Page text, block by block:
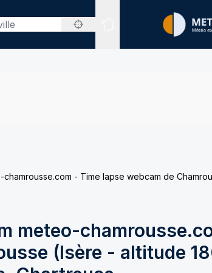
Sites expertisés
chamrousse.com - Time lapse webcam de
meteo-
(Isère - altitude